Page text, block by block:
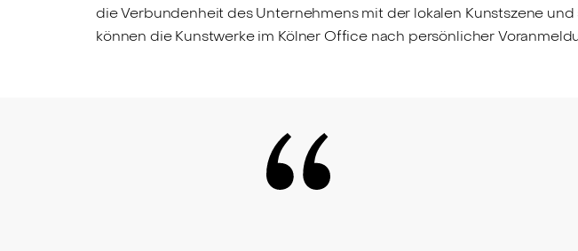
die Verbundenheit des Unternehmens mit der lokalen Kunstszene
können die Kunstwerke im Kölner Office nach persönlicher